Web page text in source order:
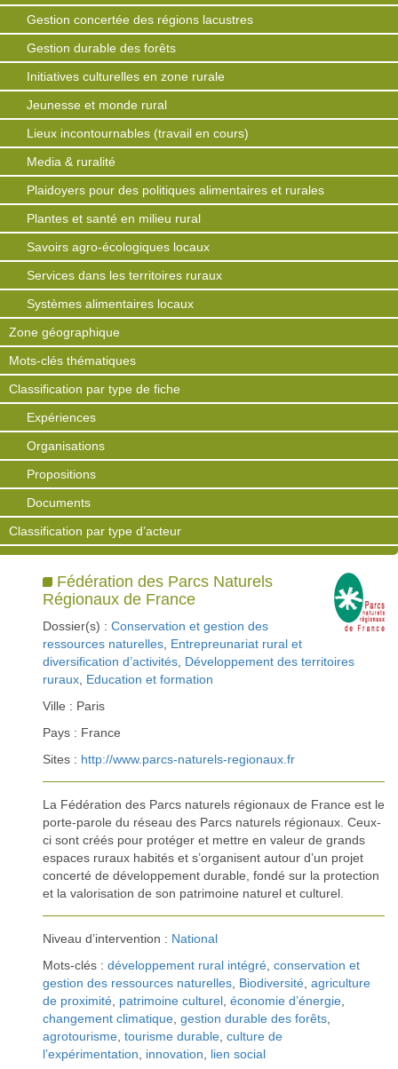
Gestion concertée des régions lacustres
Gestion durable des forêts
Initiatives culturelles en zone rurale
Jeunesse et monde rural
Lieux incontournables (travail en cours)
Media & ruralité
Plaidoyers pour des politiques alimentaires et rurales
Plantes et santé en milieu rural
Savoirs agro-écologiques locaux
Services dans les territoires ruraux
Systèmes alimentaires locaux
Zone géographique
Mots-clés thématiques
Classification par type de fiche
Expériences
Organisations
Propositions
Documents
Classification par type d’acteur
Fédération des Parcs Naturels
Régionaux de France
Dossier(s) : Conservation et gestion des
ressources naturelles Entrepreunariat rural et
diversification d’activités Développement des territoires
ruraux Education et formation
Ville : Paris
Pays : France
Sites : http://www.parcs-naturels-regionaux.fr
La Fédération des Parcs naturels régionaux de France est le
porte-parole du réseau des Parcs naturels régionaux. Ceux-
ci sont créés pour protéger et mettre en valeur de grands
espaces ruraux habités et s’organisent autour d’un projet
concerté de développement durable, fondé sur la protection
et la valorisation de son patrimoine naturel et culturel.
Niveau d’intervention : National
Mots-clés : développement rural intégré conservation et
gestion des ressources naturelles Biodiversité agriculture
de proximité patrimoine culturel économie d’énergie
changement climatique gestion durable des forêts
agrotourisme tourisme durable culture de
l’expérimentation
innovation lien social